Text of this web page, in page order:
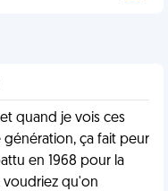
quand je vois ces
ça fait peur
en 1968 pour la
voudriez qu'on